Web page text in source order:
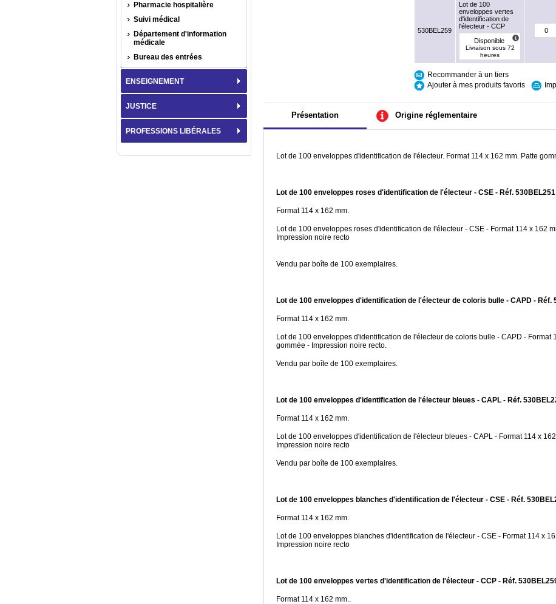
530BEL259
Lot de 100
enveloppes vertes
d'identification de
l'électeur - CCP
Disponible
Livraison sous 72
heures
Recommander à un tiers
Ajouter à mes produits favoris
Présentation Origine réglementaire
Lot de 100 enveloppes d'identification de l'électeur. Format 114 x 162 mm. Patte
Lot de 100 enveloppes roses d'identification de l'électeur - CSE - Réf. 530BEL251
Format 114 x 162 mm.
Lot de 100 enveloppes roses d'identification de l'électeur - CSE - Format 114 x 162
Impression noire recto
Vendu par boîte de 100 exemplaires.
Lot de 100 enveloppes d'identification de l'électeur de coloris bulle - CAPD - Réf.
Format 114 x 162 mm.
Lot de 100 enveloppes d'identification de l'électeur de coloris bulle - CAPD - Format
gommée - Impression noire recto.
Vendu par boîte de 100 exemplaires.
Lot de 100 enveloppes d'identification de l'électeur bleues - CAPL - Réf.
Format 114 x 162 mm.
Lot de 100 enveloppes d'identification de l'électeur bleues - CAPL - Format 114 x
Impression noire recto
Vendu par boîte de 100 exemplaires.
Lot de 100 enveloppes blanches d'identification de l'électeur - CSE - Réf.
Format 114 x 162 mm.
Lot de 100 enveloppes blanches d'identification de l'électeur - CSE - Format 114 x
Impression noire recto
Lot de 100 enveloppes vertes d'identification de l'électeur - CCP - Réf.
Format 114 x 162 mm..
Pharmacie hospitalière
Suivi médical
Département d'information
médicale
Bureau des entrées
ENSEIGNEMENT
JUSTICE
PROFESSIONS LIBÉRALES